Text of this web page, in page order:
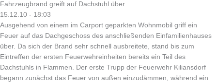
Fahrzeugbrand greift auf Dachstuhl über
15.12.10 - 18:03
Ausgehend von einem im Carport geparkten Wohnmobil griff ein
Feuer auf das Dachgeschoss des anschließenden Einfamilienhauses
über. Da sich der Brand sehr schnell ausbreitete, stand bis zum
Eintreffen der ersten Feuerwehreinheiten bereits ein Teil des
Dachstuhls in Flammen. Der erste Trupp der Feuerwehr Kiliansdorf
begann zunächst das Feuer von außen einzudämmen, während ein